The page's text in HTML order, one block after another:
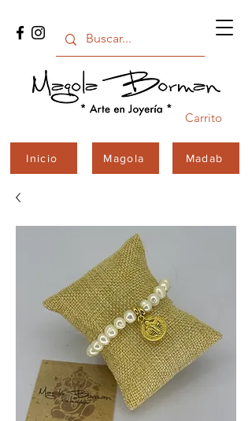
Carrito
Inicio Magola Madab